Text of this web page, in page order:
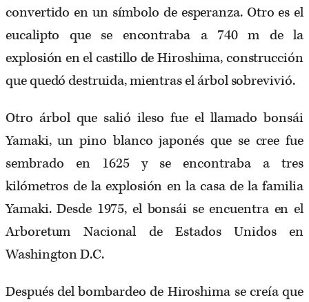
convertido en un símbolo de esperanza. Otro es el
eucalipto que se encontraba a 740 m de la
explosión en el castillo de Hiroshima, construcción
que quedó destruida, mientras el árbol sobrevivió.
Otro árbol que salió ileso fue el llamado bonsái
Yamaki, un pino blanco japonés que se cree fue
sembrado en 1625 y se encontraba a tres
kilómetros de la explosión en la casa de la familia
Yamaki. Desde 1975, el bonsái se encuentra en el
Arboretum Nacional de Estados Unidos en
Washington D.C.
Después del bombardeo de Hiroshima se creía que